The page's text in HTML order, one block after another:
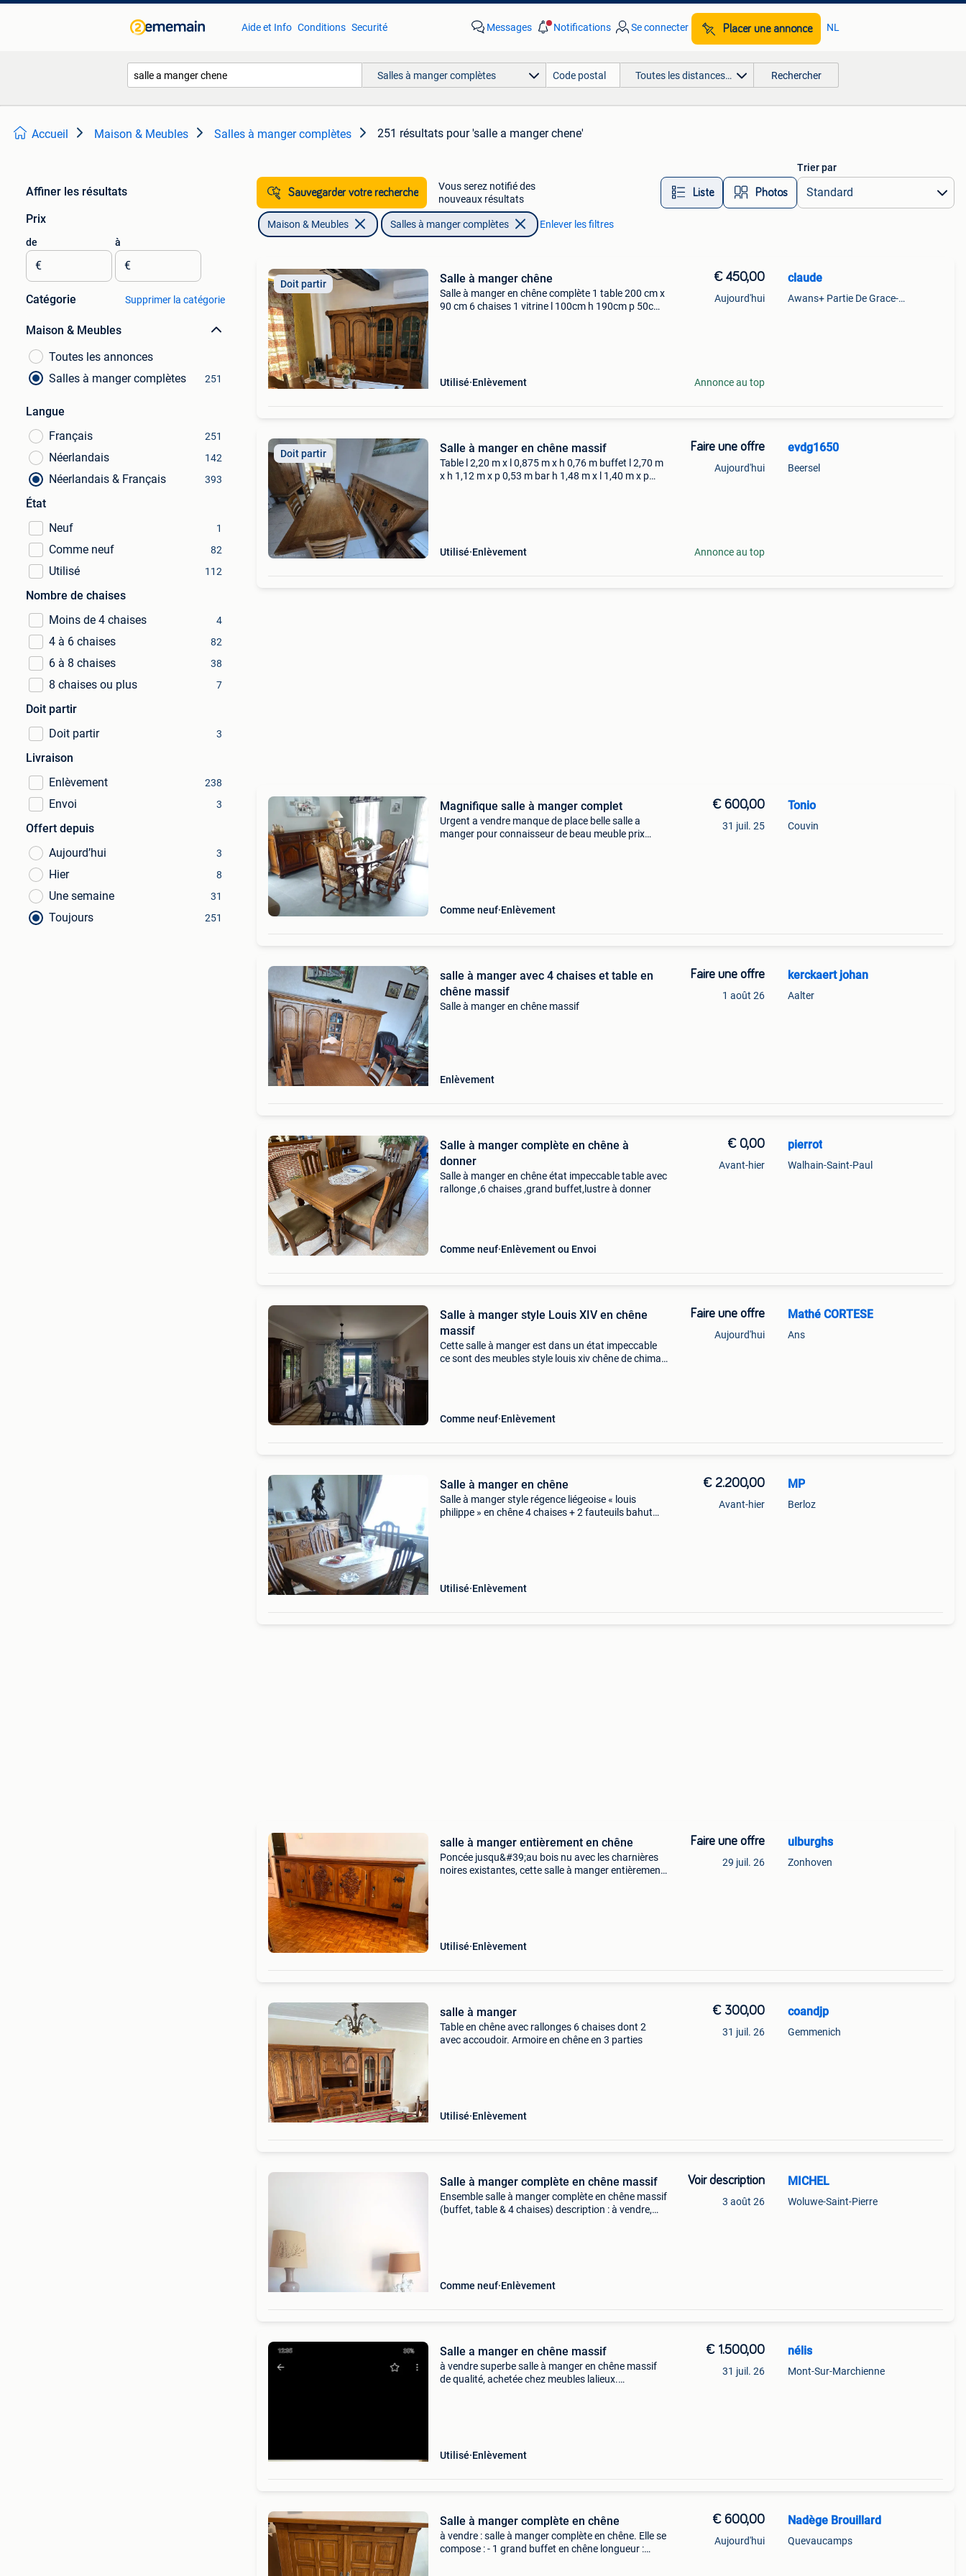
Aide et Info Conditions Securité Messages Notifications Se connecter Placer une annonce NL
Salles à manger complètes Toutes les distances… Rechercher
Accueil Maison & Meubles Salles à manger complètes 251 résultats pour 'salle a manger chene'
Affiner les résultats
Prix
de
€
à
€
Catégorie Supprimer la catégorie
Maison & Meubles
Toutes les annonces
Salles à manger complètes
251
Langue
Français
251
Néerlandais 142
Néerlandais & Français 393
État
Neuf
1
Comme neuf 82
Utilisé 112
Nombre de chaises
Moins de 4 chaises
4
4 à 6 chaises 82
6 à 8 chaises 38
8 chaises ou plus 7
Doit partir
Doit partir
3
Livraison
Enlèvement
238
Envoi 3
Offert depuis
Aujourd’hui
3
Hier 8
Une semaine 31
Toujours 251
Sauvegarder votre recherche
Vous serez notifié des
nouveaux résultats
Liste Photos
Trier par
Maison & Meubles Salles à manger complètes Enlever les filtres
Doit partir Salle à manger chêne
Salle à manger en chêne complète 1 table 200 cm x
90 cm 6 chaises 1 vitrine l 100cm h 190cm p 50cm
Utilisé Enlèvement
€ 450,00
Aujourd'hui
Annonce au top
claude
Awans+ Partie De Grace-Hollogne
Doit partir Salle à manger en chêne massif
Table l 2,20 m x l 0,875 m x h 0,76 m buffet l 2,70 m
x h 1,12 m x p 0,53 m bar h 1,48 m x l 1,40 m x p
Utilisé Enlèvement
Faire une offre
Aujourd'hui
Annonce au top
evdg1650
Beersel
Magnifique salle à manger complet
Urgent a vendre manque de place belle salle a
manger pour connaisseur de beau meuble prix
Comme neuf Enlèvement
€ 600,00
31 juil. 25
Tonio
Couvin
salle à manger avec 4 chaises et table en
chêne massif
Salle à manger en chêne massif
Enlèvement
Faire une offre
1 août 26
kerckaert johan
Aalter
Salle à manger complète en chêne à
donner
Salle à manger en chêne état impeccable table avec
rallonge ,6 chaises ,grand buffet,lustre à donner
Comme neuf Enlèvement ou Envoi
€ 0,00
Avant-hier
pierrot
Walhain-Saint-Paul
Salle à manger style Louis XIV en chêne
massif
Cette salle à manger est dans un état impeccable
ce sont des meubles style louis xiv chêne de chimay
Comme neuf Enlèvement
Faire une offre
Aujourd'hui
Mathé CORTESE
Ans
Salle à manger en chêne
Salle à manger style régence liégeoise « louis
philippe » en chêne 4 chaises + 2 fauteuils bahut
Utilisé Enlèvement
€ 2.200,00
Avant-hier
MP
Berloz
salle à manger entièrement en chêne
Poncée jusqu&#39;au bois nu avec les charnières
noires existantes, cette salle à manger entièrement
Utilisé Enlèvement
Faire une offre
29 juil. 26
ulburghs
Zonhoven
salle à manger
Table en chêne avec rallonges 6 chaises dont 2
avec accoudoir. Armoire en chêne en 3 parties
Utilisé Enlèvement
€ 300,00
31 juil. 26
coandjp
Gemmenich
Salle à manger complète en chêne massif
Ensemble salle à manger complète en chêne massif
(buffet, table & 4 chaises) ​description : à vendre,
Comme neuf Enlèvement
Voir description
3 août 26
MICHEL
Woluwe-Saint-Pierre
Salle a manger en chêne massif
à vendre superbe salle à manger en chêne massif
de qualité, achetée chez meubles lalieux.
Utilisé Enlèvement
€ 1.500,00
31 juil. 26
nélis
Mont-Sur-Marchienne
Salle à manger complète en chêne
à vendre : salle à manger complète en chêne. Elle se
compose : - 1 grand buffet en chêne longueur :
€ 600,00
Aujourd'hui
Nadège Brouillard
Quevaucamps